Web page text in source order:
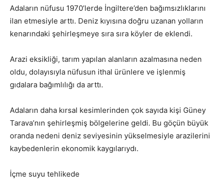
Adaların nüfusu 1970’lerde İngiltere’den bağımsızlıklarını
ilan etmesiyle arttı. Deniz kıyısına doğru uzanan yolların
kenarındaki şehirleşmeye sıra sıra köyler de eklendi.
Arazi eksikliği, tarım yapılan alanların azalmasına neden
oldu, dolayısıyla nüfusun ithal ürünlere ve işlenmiş
gıdalara bağımlılığı da arttı.
Adaların daha kırsal kesimlerinden çok sayıda kişi Güney
Tarava’nın şehirleşmiş bölgelerine geldi. Bu göçün büyük
oranda nedeni deniz seviyesinin yükselmesiyle arazilerini
kaybedenlerin ekonomik kaygılarıydı.
İçme suyu tehlikede